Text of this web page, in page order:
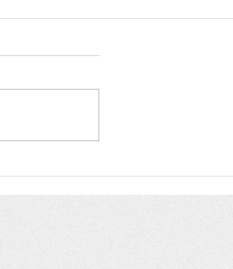
授業備品
NO.309（2026.6.3）にしど